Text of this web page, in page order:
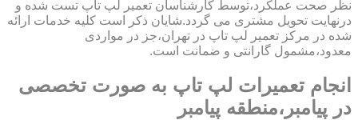
نظر صحت عملکرد،توسط کارشناسان تعمیر لپ تاپ تست شده و
درنهایت تحویل مشتری می گردد.شایان ذکر است کلیه خدمات ارائه
شده در مرکز تعمیر لپ تاپ در تهران،جز در مواردی
معدود،مشمول گارانتی و ضمانت است.
انجام تعمیرات لپ تاپ به صورت تخصصی
در پیامبر،منطقه پیامبر